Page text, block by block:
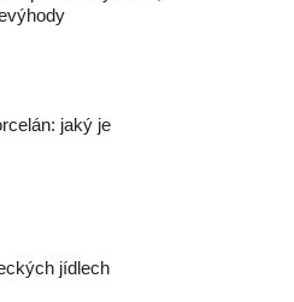
jaký je
jídlech